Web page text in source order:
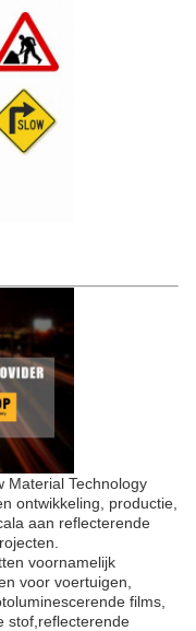
Material Technology
ontwikkeling, productie,
aan reflecterende
voornamelijk
voor voertuigen,
films,
stof,reflecterende